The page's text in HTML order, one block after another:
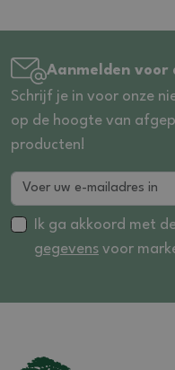
Aanmelden voor
Schrijf je in voor onze
op de hoogte van
producten!
Ik ga akkoord met
gegevens voor